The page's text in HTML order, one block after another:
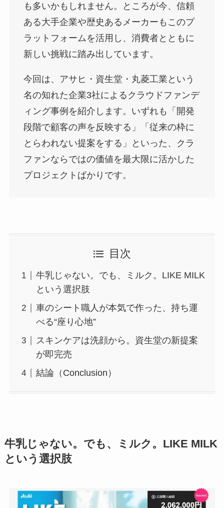
も多いかもしれません。ところが今、信頼
ある大手企業や歴史あるメーカーもこのプ
ラットフォームを活用し、消費者とともに
新しい挑戦に踏み出しています。
今回は、アサヒ・資生堂・丸菱工業という
名の知れた企業3社によるクラウドファンデ
ィング事例を紹介します。いずれも「開発
段階で顧客の声を反映する」「従来の枠に
とらわれない提案をする」といった、クラ
ファンならではの価値を最大限に活かした
プロジェクトばかりです。
目次
牛乳じゃない。でも、ミルク。LIKE MILK
という選択肢
車のシート職人が本気で作った、持ち運
べる“座り心地”
スキンケアは洗顔から。資生堂の新提案
が即完売
結論（Conclusion）
牛乳じゃない。でも、ミルク。LIKE MILK
という選択肢